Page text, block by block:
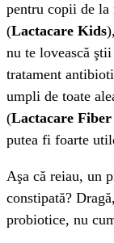
pentru copii de la
(Lactacare Kids
nu te lovească
tratament
umpli de toate
(Lactacare Fiber
putea fi foarte
Aşa că reiau, un
constipată?
probiotice, nu